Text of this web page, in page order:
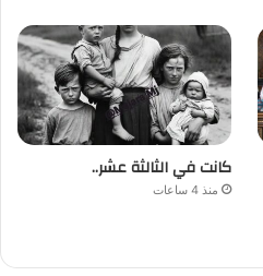
كانت في الثالثة عشر..
منذ 4 ساعات